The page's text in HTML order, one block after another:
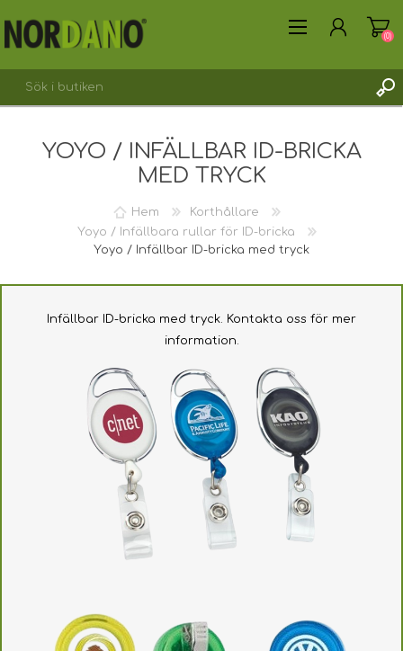
SKAPA KONTO
(0)
YOYO / INFÄLLBAR ID-BRICKA
MED TRYCK
Hem
Korthållare
Yoyo / Infällbara rullar för ID-bricka
Yoyo / Infällbar ID-bricka med tryck
Infällbar ID-bricka med tryck. Kontakta oss för mer
information.